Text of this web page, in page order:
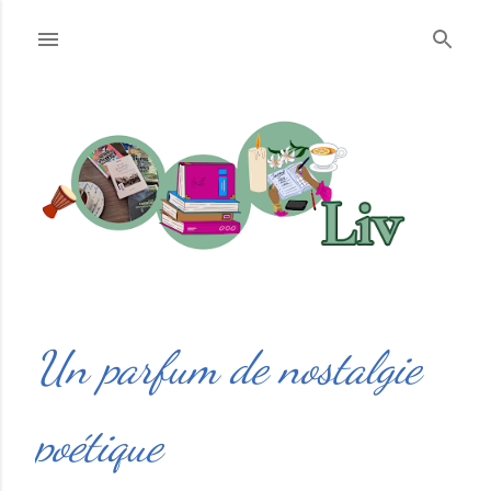
Un parfum de nostalgie
poétique